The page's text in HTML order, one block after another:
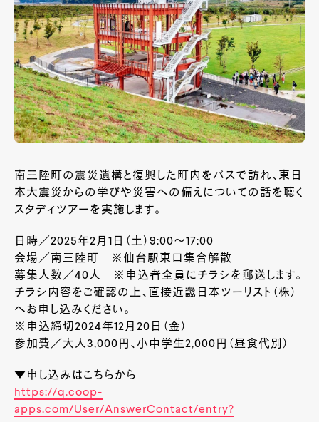
南三陸町の震災遺構と復興した町内をバスで訪れ、東日
本大震災からの学びや災害への備えについての話を聴く
スタディツアーを実施します。
日時／2025年2月1日（土）9:00～17:00
会場／南三陸町 ※仙台駅東口集合解散
募集人数／40人 ※申込者全員にチラシを郵送します。
チラシ内容をご確認の上、直接近畿日本ツーリスト（株）
へお申し込みください。
※申込締切2024年12月20日（金）
参加費／大人3,000円、小中学生2,000円（昼食代別）
▼申し込みはこちらから
https://q.coop-
apps.com/User/AnswerContact/entry?